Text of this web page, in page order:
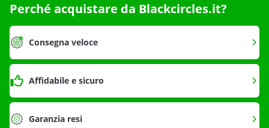
Perché acquistare da Blackcircles.it?
Consegna veloce
Affidabile e sicuro
Garanzia resi